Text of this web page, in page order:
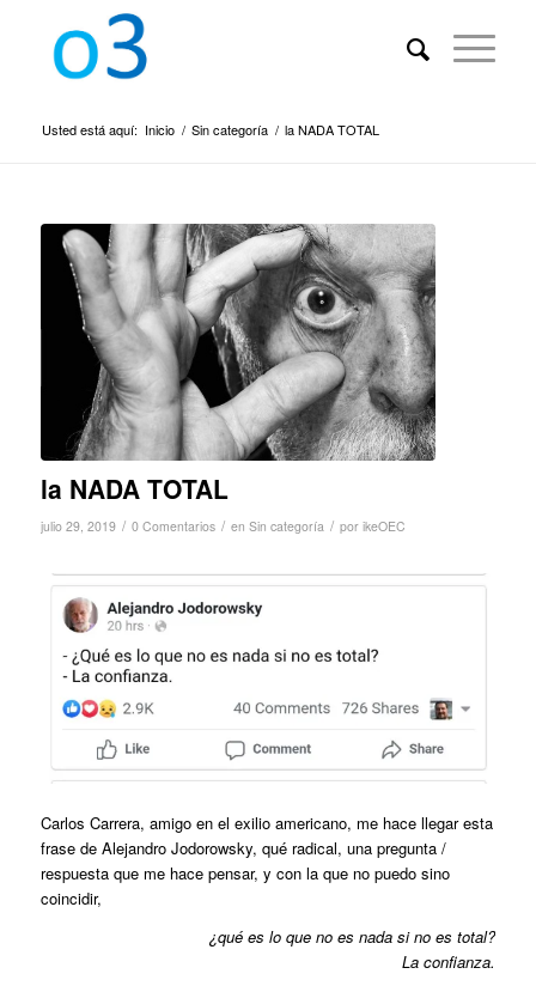
Usted está aquí: Inicio / Sin categoría / la NADA TOTAL
la NADA TOTAL
julio 29, 2019 / 0 Comentarios / en Sin categoría / por ikeOEC
Carlos Carrera, amigo en el exilio americano, me hace llegar esta
frase de Alejandro Jodorowsky, qué radical, una pregunta /
respuesta que me hace pensar, y con la que no puedo sino
coincidir,
¿qué es lo que no es nada si no es total?
La confianza.